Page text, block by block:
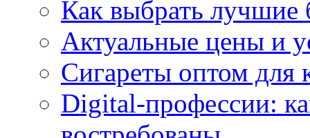
Как выбрать
Актуальные цены и
Сигареты оптом для
Digital-профессии: